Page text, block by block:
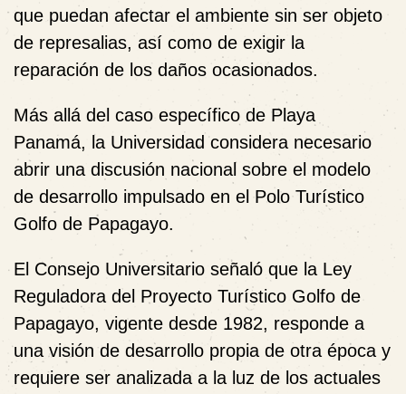
que puedan afectar el ambiente sin ser objeto
de represalias, así como de exigir la
reparación de los daños ocasionados.
Más allá del caso específico de Playa
Panamá, la Universidad considera necesario
abrir una discusión nacional sobre el modelo
de desarrollo impulsado en el Polo Turístico
Golfo de Papagayo.
El Consejo Universitario señaló que la Ley
Reguladora del Proyecto Turístico Golfo de
Papagayo, vigente desde 1982, responde a
una visión de desarrollo propia de otra época y
requiere ser analizada a la luz de los actuales